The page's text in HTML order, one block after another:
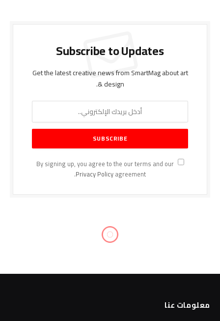
Subscribe to Updates
Get the latest creative news from SmartMag about art
& design.
By signing up, you agree to the our terms and our
Privacy Policyagreement.
الإنترنت و وسائل التواصل الاجتماعي المختلفة كافة الأخبار والتقارير